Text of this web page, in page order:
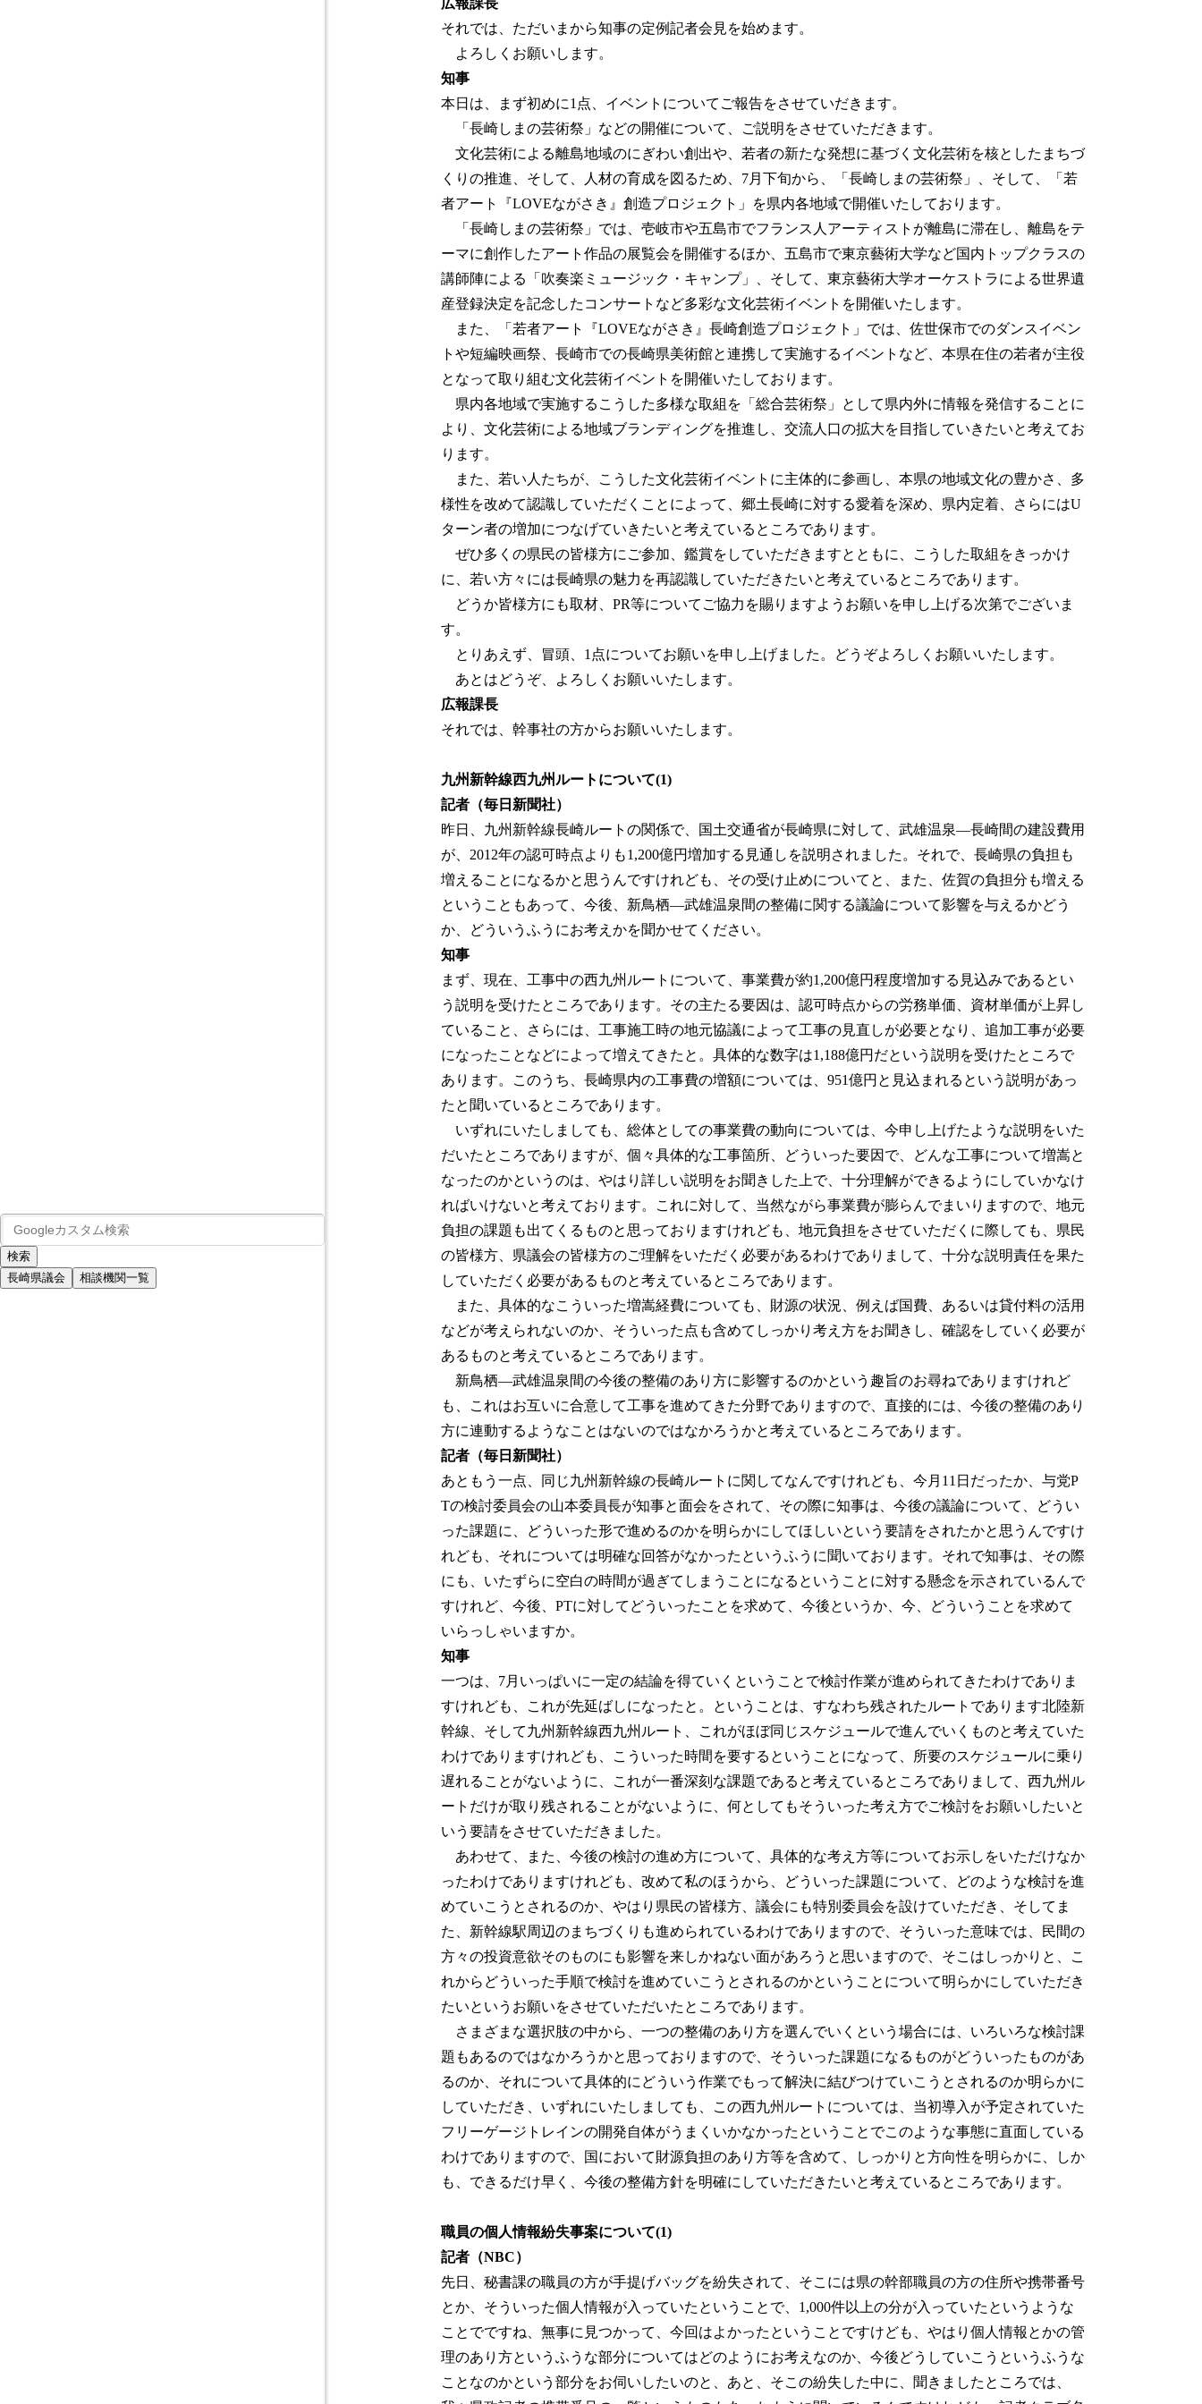
長崎県議会 相談機関一覧
広報課長
それでは、ただいまから知事の定例記者会見を始めます。
よろしくお願いします。
知事
本日は、まず初めに1点、イベントについてご報告をさせていだきます。
「長崎しまの芸術祭」などの開催について、ご説明をさせていただきます。
文化芸術による離島地域のにぎわい創出や、若者の新たな発想に基づく文化芸術を核としたまちづ
くりの推進、そして、人材の育成を図るため、7月下旬から、「長崎しまの芸術祭」、そして、「若
者アート『LOVEながさき』創造プロジェクト」を県内各地域で開催いたしております。
「長崎しまの芸術祭」では、壱岐市や五島市でフランス人アーティストが離島に滞在し、離島をテ
ーマに創作したアート作品の展覧会を開催するほか、五島市で東京藝術大学など国内トップクラスの
講師陣による「吹奏楽ミュージック・キャンプ」、そして、東京藝術大学オーケストラによる世界遺
産登録決定を記念したコンサートなど多彩な文化芸術イベントを開催いたします。
また、「若者アート『LOVEながさき』長崎創造プロジェクト」では、佐世保市でのダンスイベン
トや短編映画祭、長崎市での長崎県美術館と連携して実施するイベントなど、本県在住の若者が主役
となって取り組む文化芸術イベントを開催いたしております。
県内各地域で実施するこうした多様な取組を「総合芸術祭」として県内外に情報を発信することに
より、文化芸術による地域ブランディングを推進し、交流人口の拡大を目指していきたいと考えてお
ります。
また、若い人たちが、こうした文化芸術イベントに主体的に参画し、本県の地域文化の豊かさ、多
様性を改めて認識していただくことによって、郷土長崎に対する愛着を深め、県内定着、さらにはU
ターン者の増加につなげていきたいと考えているところであります。
ぜひ多くの県民の皆様方にご参加、鑑賞をしていただきますとともに、こうした取組をきっかけ
に、若い方々には長崎県の魅力を再認識していただきたいと考えているところであります。
どうか皆様方にも取材、PR等についてご協力を賜りますようお願いを申し上げる次第でございま
す。
とりあえず、冒頭、1点についてお願いを申し上げました。どうぞよろしくお願いいたします。
あとはどうぞ、よろしくお願いいたします。
広報課長
それでは、幹事社の方からお願いいたします。
九州新幹線西九州ルートについて(1)
記者（毎日新聞社）
昨日、九州新幹線長崎ルートの関係で、国土交通省が長崎県に対して、武雄温泉―長崎間の建設費用
が、2012年の認可時点よりも1,200億円増加する見通しを説明されました。それで、長崎県の負担も
増えることになるかと思うんですけれども、その受け止めについてと、また、佐賀の負担分も増える
ということもあって、今後、新鳥栖―武雄温泉間の整備に関する議論について影響を与えるかどう
か、どういうふうにお考えかを聞かせてください。
知事
まず、現在、工事中の西九州ルートについて、事業費が約1,200億円程度増加する見込みであるとい
う説明を受けたところであります。その主たる要因は、認可時点からの労務単価、資材単価が上昇し
ていること、さらには、工事施工時の地元協議によって工事の見直しが必要となり、追加工事が必要
になったことなどによって増えてきたと。具体的な数字は1,188億円だという説明を受けたところで
あります。このうち、長崎県内の工事費の増額については、951億円と見込まれるという説明があっ
たと聞いているところであります。
いずれにいたしましても、総体としての事業費の動向については、今申し上げたような説明をいた
だいたところでありますが、個々具体的な工事箇所、どういった要因で、どんな工事について増嵩と
なったのかというのは、やはり詳しい説明をお聞きした上で、十分理解ができるようにしていかなけ
ればいけないと考えております。これに対して、当然ながら事業費が膨らんでまいりますので、地元
負担の課題も出てくるものと思っておりますけれども、地元負担をさせていただくに際しても、県民
の皆様方、県議会の皆様方のご理解をいただく必要があるわけでありまして、十分な説明責任を果た
していただく必要があるものと考えているところであります。
また、具体的なこういった増嵩経費についても、財源の状況、例えば国費、あるいは貸付料の活用
などが考えられないのか、そういった点も含めてしっかり考え方をお聞きし、確認をしていく必要が
あるものと考えているところであります。
新鳥栖―武雄温泉間の今後の整備のあり方に影響するのかという趣旨のお尋ねでありますけれど
も、これはお互いに合意して工事を進めてきた分野でありますので、直接的には、今後の整備のあり
方に連動するようなことはないのではなかろうかと考えているところであります。
記者（毎日新聞社）
あともう一点、同じ九州新幹線の長崎ルートに関してなんですけれども、今月11日だったか、与党P
Tの検討委員会の山本委員長が知事と面会をされて、その際に知事は、今後の議論について、どうい
った課題に、どういった形で進めるのかを明らかにしてほしいという要請をされたかと思うんですけ
れども、それについては明確な回答がなかったというふうに聞いております。それで知事は、その際
にも、いたずらに空白の時間が過ぎてしまうことになるということに対する懸念を示されているんで
すけれど、今後、PTに対してどういったことを求めて、今後というか、今、どういうことを求めて
いらっしゃいますか。
知事
一つは、7月いっぱいに一定の結論を得ていくということで検討作業が進められてきたわけでありま
すけれども、これが先延ばしになったと。ということは、すなわち残されたルートであります北陸新
幹線、そして九州新幹線西九州ルート、これがほぼ同じスケジュールで進んでいくものと考えていた
わけでありますけれども、こういった時間を要するということになって、所要のスケジュールに乗り
遅れることがないように、これが一番深刻な課題であると考えているところでありまして、西九州ル
ートだけが取り残されることがないように、何としてもそういった考え方でご検討をお願いしたいと
いう要請をさせていただきました。
あわせて、また、今後の検討の進め方について、具体的な考え方等についてお示しをいただけなか
ったわけでありますけれども、改めて私のほうから、どういった課題について、どのような検討を進
めていこうとされるのか、やはり県民の皆様方、議会にも特別委員会を設けていただき、そしてま
た、新幹線駅周辺のまちづくりも進められているわけでありますので、そういった意味では、民間の
方々の投資意欲そのものにも影響を来しかねない面があろうと思いますので、そこはしっかりと、こ
れからどういった手順で検討を進めていこうとされるのかということについて明らかにしていただき
たいというお願いをさせていただいたところであります。
さまざまな選択肢の中から、一つの整備のあり方を選んでいくという場合には、いろいろな検討課
題もあるのではなかろうかと思っておりますので、そういった課題になるものがどういったものがあ
るのか、それについて具体的にどういう作業でもって解決に結びつけていこうとされるのか明らかに
していただき、いずれにいたしましても、この西九州ルートについては、当初導入が予定されていた
フリーゲージトレインの開発自体がうまくいかなかったということでこのような事態に直面している
わけでありますので、国において財源負担のあり方等を含めて、しっかりと方向性を明らかに、しか
も、できるだけ早く、今後の整備方針を明確にしていただきたいと考えているところであります。
職員の個人情報紛失事案について(1)
記者（NBC）
先日、秘書課の職員の方が手提げバッグを紛失されて、そこには県の幹部職員の方の住所や携帯番号
とか、そういった個人情報が入っていたということで、1,000件以上の分が入っていたというような
ことでですね、無事に見つかって、今回はよかったということですけども、やはり個人情報とかの管
理のあり方というふうな部分についてはどのようにお考えなのか、今後どうしていこうというふうな
ことなのかという部分をお伺いしたいのと、あと、そこの紛失した中に、聞きましたところでは、